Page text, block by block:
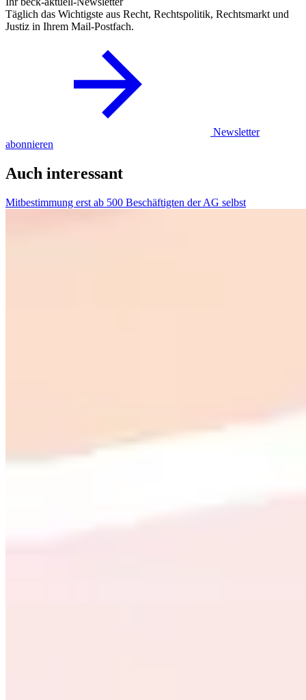
Täglich das Wichtigste aus Recht, Rechtspolitik, Rechtsmarkt und
Justiz in Ihrem Mail-Postfach.
Newsletter
abonnieren
Auch interessant
Mitbestimmung erst ab 500 Beschäftigten der AG selbst